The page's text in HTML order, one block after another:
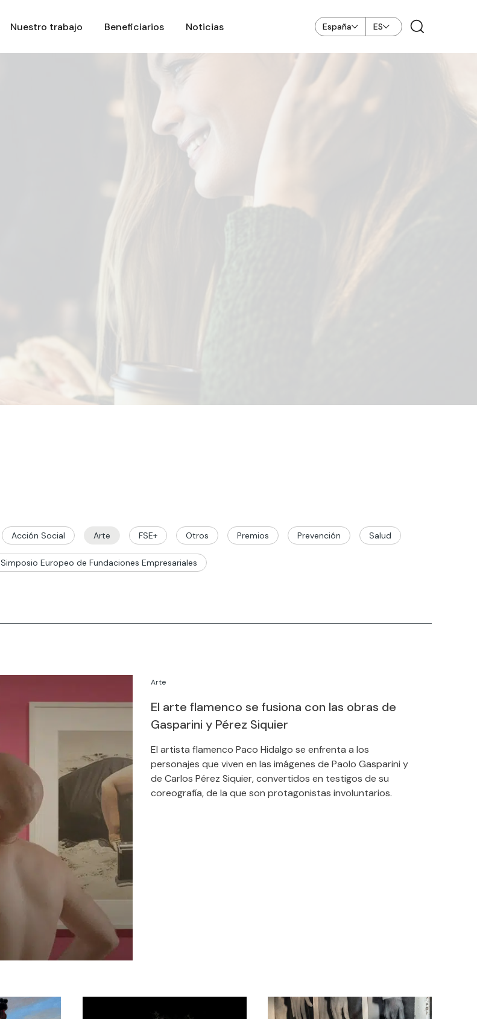
Nuestro trabajo Beneficiarios Noticias España ES
Acción Social Arte FSE+ Otros Premios Prevención Salud
Simposio Europeo de Fundaciones Empresariales
El arte flamenco se fusiona con las obras de
Gasparini y Pérez Siquier
Arte
El artista flamenco Paco Hidalgo se enfrenta a los
personajes que viven en las imágenes de Paolo Gasparini y
de Carlos Pérez Siquier, convertidos en testigos de su
coreografía, de la que son protagonistas involuntarios.